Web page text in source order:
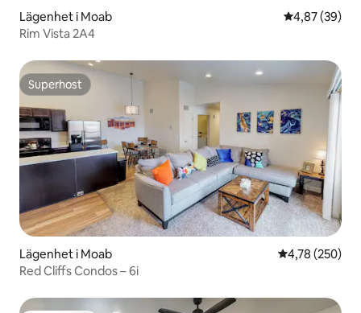
Lägenhet i Moab 4,87 av 5 i
4,87 (39)
Rim Vista 2A4
Superhost
Superhost
Lägenhet i Moab 4,78 av 5 i
4,78 (250)
Red Cliffs Condos – 6i